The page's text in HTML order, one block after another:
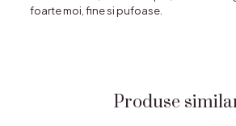
foarte moi, fine si pufoase.
Produse